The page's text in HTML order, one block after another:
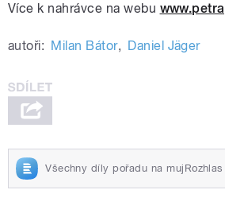
Více k nahrávce na webu
autoři: Milan Bátor, Daniel Jäger
Všechny díly pořadu na mujRozhlas